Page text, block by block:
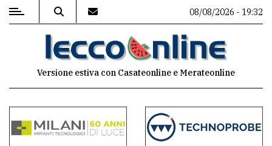
MENU
commenti
08/08/2026 - 19:32
Versione estiva con Casateonline e Merateonline